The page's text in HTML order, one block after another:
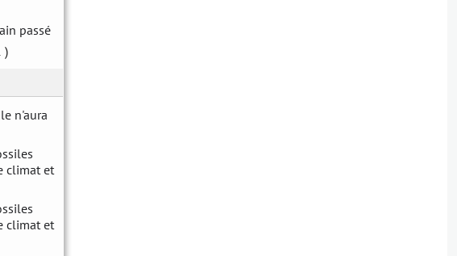
passé
)
n'aura
climat et
climat et